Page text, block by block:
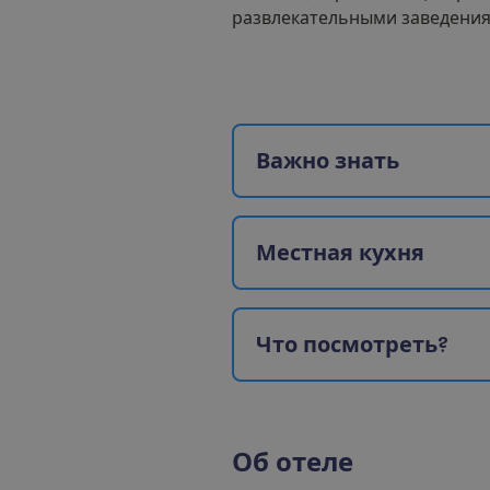
развлекательными
Важно знать
Местная кухня
Что посмотреть?
Об отеле